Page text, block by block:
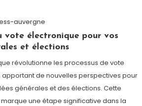
auvergne
vote électronique pour vos
et élections
révolutionne les processus de vote
apportant de nouvelles perspectives pour
générales et des élections. Cette
une étape significative dans la